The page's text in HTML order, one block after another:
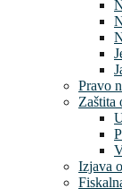
Pravo
Zaštita
Izjava